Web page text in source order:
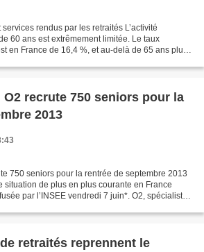
rendus par les retraités L’activité
60 ans est extrêmement limitée. Le taux
en France de 16,4 %, et au-delà de 65 ans plus
recrute 750 seniors pour la
2013
750 seniors pour la rentrée de septembre 2013
situation de plus en plus courante en France
par l’INSEE vendredi 7 juin*. O2, spécialiste
retraités reprennent le